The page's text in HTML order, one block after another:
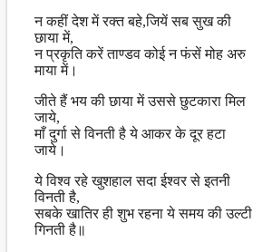
न कहीं देश में रक्त बहे,जियें सब सुख की
छाया में,
न प्रकृति करें ताण्डव कोई न फंसें मोह अरु
माया में।
जीते हैं भय की छाया में उससे छुटकारा मिल
जाये,
माँ दुर्गा से विनती है ये आकर के दूर हटा
जाये।
ये विश्व रहे खुशहाल सदा ईश्वर से इतनी
विनती है,
सबके खातिर ही शुभ रहना ये समय की उल्टी
गिनती है॥